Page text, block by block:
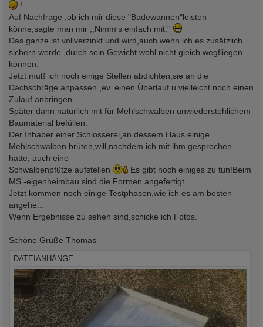
!
Auf Nachfrage ,ob ich mir diese "Badewannen"leisten
könne,sagte man mir ,,Nimm's einfach mit.''
Das ganze ist vollverzinkt und wird,auch wenn ich es zusätzlich
sichern werde ,durch sein Gewicht wohl nicht gleich wegfliegen
können.
Jetzt muß ich noch einige Stellen abdichten,sie an die
Dachschräge anpassen ,ev. einen Überlauf u.vielleicht noch einen
Zulauf anbringen.
Später dann natürlich mit für Mehlschwalben unwiederstehlichem
Baumaterial befüllen.
Der Inhaber einer Schlosserei,an dessem Haus einige
Mehlschwalben brüten,will,nachdem ich mit ihm gesprochen
hatte, auch eine
Schwalbenpfütze aufstellen
Es gibt noch einiges zu tun!Beim
MS.-eigenheimbau sind die Formen angefertigt.
Jetzt kommen noch einige Testphasen,wie ich es am besten
angehe...
Wenn Ergebnisse zu sehen sind,schicke ich Fotos.
Schöne Grüße Thomas
DATEIANHÄNGE